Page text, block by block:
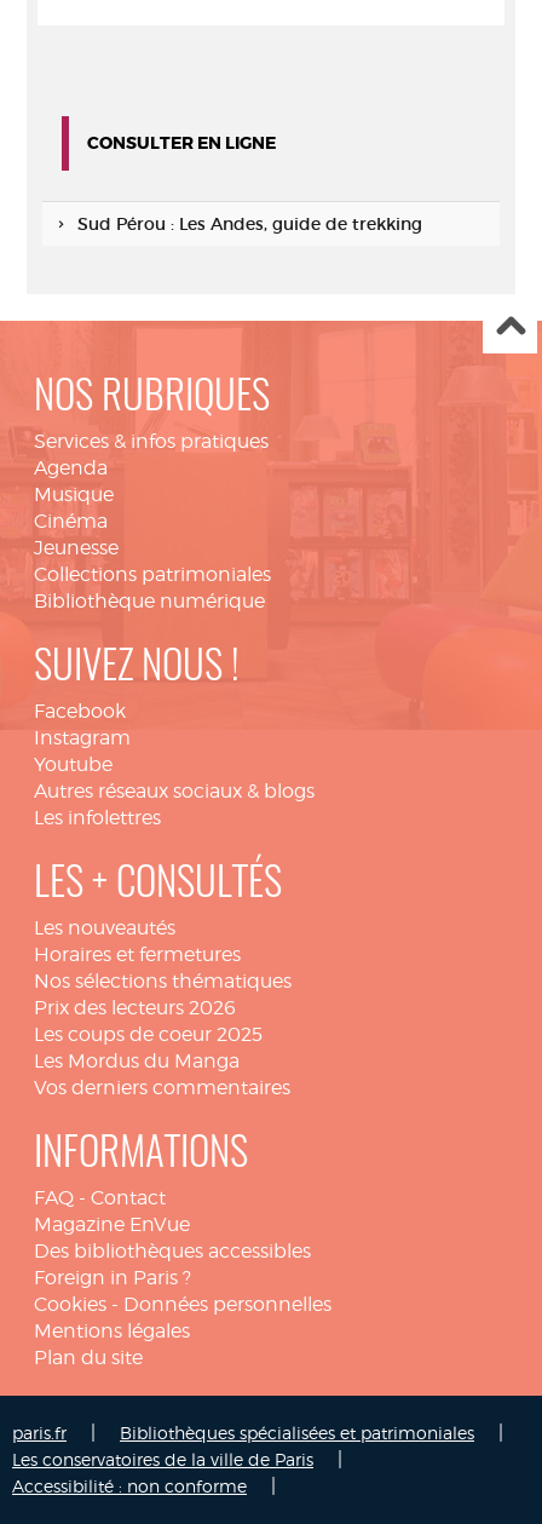
CONSULTER EN LIGNE
Sud Pérou : Les Andes, guide de trekking
NOS RUBRIQUES
Services & infos pratiques
Agenda
Musique
Cinéma
Jeunesse
Collections patrimoniales
Bibliothèque numérique
SUIVEZ NOUS !
Facebook
Instagram
Youtube
Autres réseaux sociaux & blogs
Les infolettres
LES + CONSULTÉS
Les nouveautés
Horaires et fermetures
Nos sélections thématiques
Prix des lecteurs 2026
Les coups de coeur 2025
Les Mordus du Manga
Vos derniers commentaires
INFORMATIONS
FAQ - Contact
Magazine EnVue
Des bibliothèques accessibles
Foreign in Paris ?
Cookies - Données personnelles
Mentions légales
Plan du site
paris.fr Bibliothèques spécialisées et patrimoniales
Les conservatoires de la ville de Paris
Accessibilité : non conforme